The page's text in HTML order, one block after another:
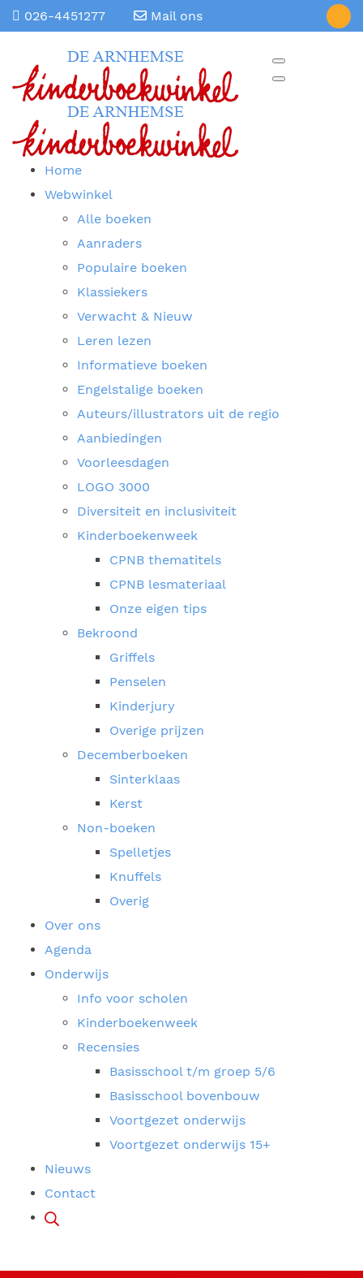
026-4451277 Mail ons
Home
Webwinkel
Alle boeken
Aanraders
Populaire boeken
Klassiekers
Verwacht & Nieuw
Leren lezen
Informatieve boeken
Engelstalige boeken
Auteurs/illustrators uit de regio
Aanbiedingen
Voorleesdagen
LOGO 3000
Diversiteit en inclusiviteit
Kinderboekenweek
CPNB thematitels
CPNB lesmateriaal
Onze eigen tips
Bekroond
Griffels
Penselen
Kinderjury
Overige prijzen
Decemberboeken
Sinterklaas
Kerst
Non-boeken
Spelletjes
Knuffels
Overig
Over ons
Agenda
Onderwijs
Info voor scholen
Kinderboekenweek
Recensies
Basisschool t/m groep 5/6
Basisschool bovenbouw
Voortgezet onderwijs
Voortgezet onderwijs 15+
Nieuws
Contact